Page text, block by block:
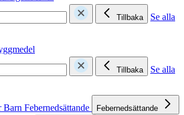
Tillbaka
Se alla
Tillbaka
Se alla
Barn Febernedsättande Febernedsättande